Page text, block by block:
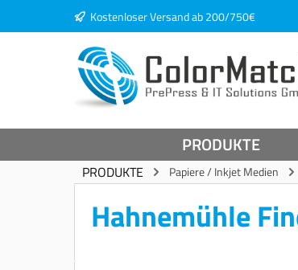
Zur Hauptnavigation springen
Kostenloser Versand ab 200/750€
PRODUKTE
PRODUKTE Papiere / Inkjet Medien
Hahnemühle